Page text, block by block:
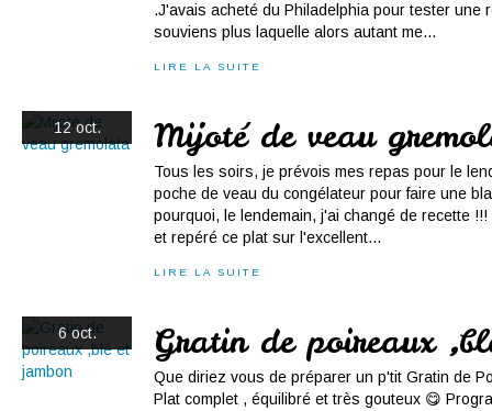
.J'avais acheté du Philadelphia pour tester une
souviens plus laquelle alors autant me...
LIRE LA SUITE
12 oct. Mijoté de veau
Tous les soirs, je prévois mes repas pour le
poche de veau du congélateur pour faire une
pourquoi, le lendemain, j'ai changé de recette
et repéré ce plat sur l'excellent...
LIRE LA SUITE
6 oct. Gratin de poireaux
Que diriez vous de préparer un p'tit Gratin de
Plat complet , équilibré et très gouteux 😋